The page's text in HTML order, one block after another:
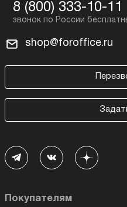
8 (800) 333-10-11
shop@foroffice.ru
Покупателям